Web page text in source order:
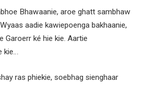
Bhawaanie, aroe ghatt sambhaw
aadie kawiepoenga bakhaanie,
Garoerr ké hie kie. Aartie
kie…
ras phiekie, soebhag sienghaar